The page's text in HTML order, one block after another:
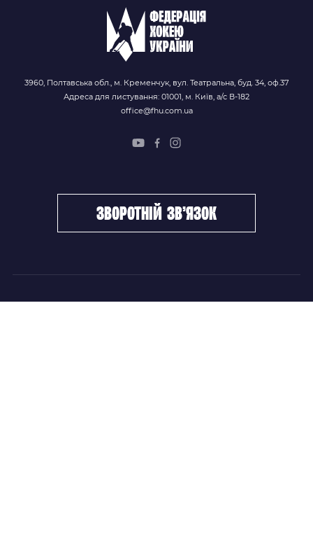
3960, Полтавська обл., м. Кременчук, вул. Театральна, буд. 34, оф.37
Адреса для листування: 01001, м. Київ, а/с В-182
office@fhu.com.ua
зворотній зв’язок